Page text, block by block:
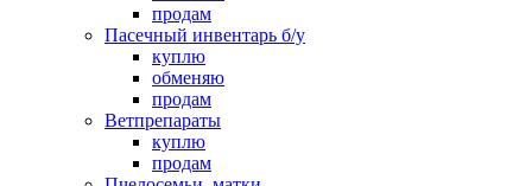
продам
Пасечный инвентарь б/у
куплю
обменяю
продам
Ветпрепараты
куплю
продам